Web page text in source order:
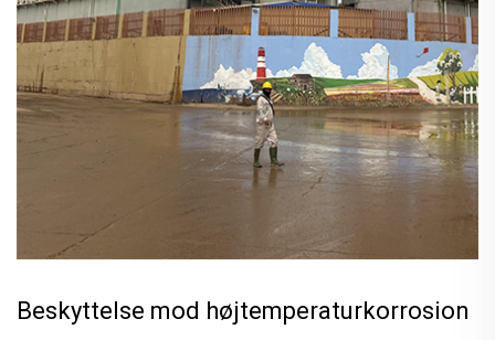
Beskyttelse mod højtemperaturkorrosion